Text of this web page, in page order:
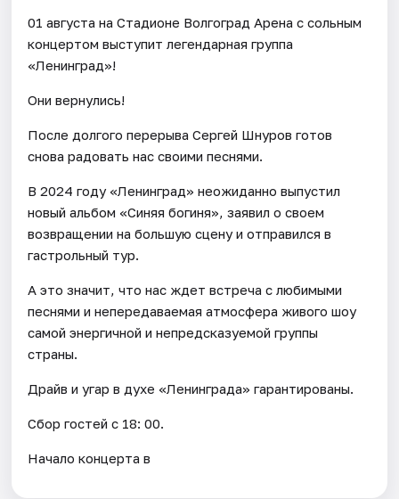
01 августа на Стадионе Волгоград Арена с сольным
концертом выступит легендарная группа
«Ленинград»!
Они вернулись!
После долгого перерыва Сергей Шнуров готов
снова радовать нас своими песнями.
В 2024 году «Ленинград» неожиданно выпустил
новый альбом «Синяя богиня», заявил о своем
возвращении на большую сцену и отправился в
гастрольный тур.
А это значит, что нас ждет встреча с любимыми
песнями и непередаваемая атмосфера живого шоу
самой энергичной и непредсказуемой группы
страны.
Драйв и угар в духе «Ленинграда» гарантированы.
Сбор гостей с 18: 00.
Начало концерта в